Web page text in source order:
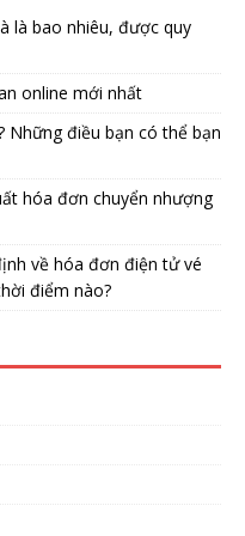
là bao nhiêu, được quy
online mới nhất
Những điều bạn có thể bạn
hóa đơn chuyển nhượng
về hóa đơn điện tử vé
điểm nào?